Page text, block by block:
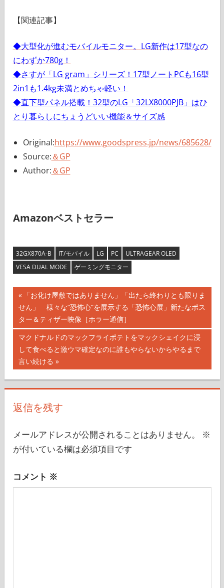
【関連記事】
◆大型化が進むモバイルモニター。LG新作は17型なの
にわずか780g！
◆さすが「LG gram」シリーズ！17型ノートPCも16型
2in1も1.4kg未満とめちゃ軽い！
◆直下型パネル搭載！32型のLG「32LX8000PJB」はひ
とり暮らしにちょうどいい機能＆サイズ感
Original:https://www.goodspress.jp/news/685628/
Source:＆GP
Author:＆GP
Amazonベストセラー
32GX870A-B IT/モバイル LG PC
ULTRAGEAR OLED
VESA DUAL MODE
ゲーミングモニター
投
稿
ナ
ビ
ゲ
ー
シ
ョ
ン
前
の
記
事:
「お化け屋敷ではありません」「出たら終わりとも限りま
せん」 様々な“恐怖心”を展示する「恐怖心展」新たなポス
ター＆ティザー映像［ホラー通信］
次
の
記
事:
マクドナルドのマックフライポテトをマックシェイクに浸
して食べると激ウマ確定なのに誰もやらないからやるまで
言い続ける
返信を残す
メールアドレスが公開されることはありません。
※
が付いている欄は必須項目です
コメント ※